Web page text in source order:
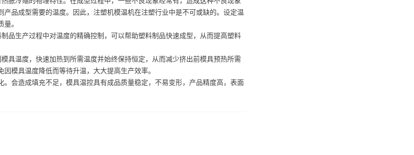
品成型需要的温度。因此，注塑机模温机在注塑行业中是不可或缺的。设定温
。
品生产过程中对温度的精确控制，可以帮助塑料制品快速成型，从而提高塑料
具温度，快速加热到所需温度并始终保持恒定，从而减少挤出前模具预热所需
模具温度降低而等待升温，大大提高生产效率。
会造成填充不足，模具温控具有成品质量稳定，不易变形，产品精度高，表面